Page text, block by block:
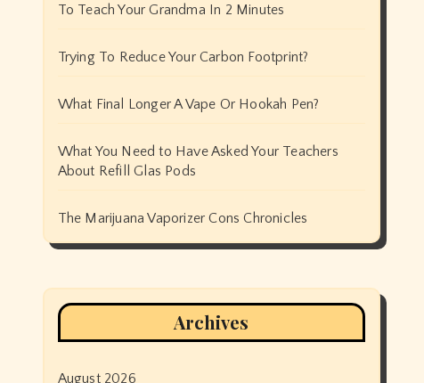
To Teach Your Grandma In 2 Minutes
Trying To Reduce Your Carbon Footprint?
What Final Longer A Vape Or Hookah Pen?
What You Need to Have Asked Your Teachers
About Refill Glas Pods
The Marijuana Vaporizer Cons Chronicles
Archives
August 2026